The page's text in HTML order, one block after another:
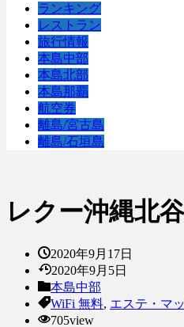
ランキング
レストラン
旅行情報
本島中部
本島北部
本島那覇
航空券
離島/宮古島
離島/石垣島
レクー沖縄北
2020年9月17日
2020年9月5日
本島中部
WiFi 無料, エステ・マ
705view